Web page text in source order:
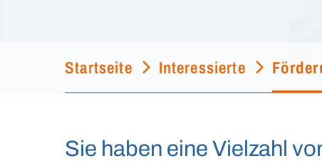
Startseite Interessierte
Sie haben eine Vielzahl